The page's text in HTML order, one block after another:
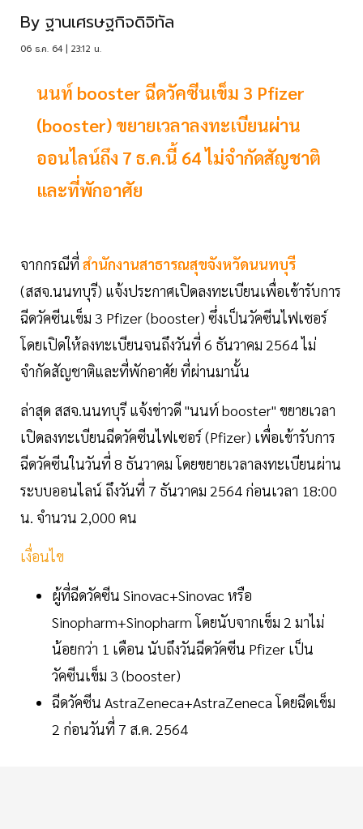
By ฐานเศรษฐกิจดิจิทัล
06 ธ.ค. 64 | 23:12 น.
นนท์ booster ฉีดวัคซีนเข็ม 3 Pfizer
(booster) ขยายเวลาลงทะเบียนผ่าน
ออนไลน์ถึง 7 ธ.ค.นี้ 64 ไม่จำกัดสัญชาติ
และที่พักอาศัย
จากกรณีที่ สำนักงานสาธารณสุขจังหวัดนนทบุรี
(สสจ.นนทบุรี) แจ้งประกาศเปิดลงทะเบียนเพื่อเข้ารับการ
ฉีดวัคซีนเข็ม 3 Pfizer (booster) ซึ่งเป็นวัคซีนไฟเซอร์
โดยเปิดให้ลงทะเบียนจนถึงวันที่ 6 ธันวาคม 2564 ไม่
จำกัดสัญชาติและที่พักอาศัย ที่ผ่านมานั้น
ล่าสุด สสจ.นนทบุรี แจ้งข่าวดี "นนท์ booster" ขยายเวลา
เปิดลงทะเบียนฉีดวัคซีนไฟเซอร์ (Pfizer) เพื่อเข้ารับการ
ฉีดวัคซีนในวันที่ 8 ธันวาคม โดยขยายเวลาลงทะเบียนผ่าน
ระบบออนไลน์ ถึงวันที่ 7 ธันวาคม 2564 ก่อนเวลา 18:00
น. จำนวน 2,000 คน
เงื่อนไข
ผู้ที่ฉีดวัคซีน Sinovac+Sinovac หรือ
Sinopharm+Sinopharm โดยนับจากเข็ม 2 มาไม่
น้อยกว่า 1 เดือน นับถึงวันฉีดวัคซีน Pfizer เป็น
วัคซีนเข็ม 3 (booster)
ฉีดวัคซีน AstraZeneca+AstraZeneca โดยฉีดเข็ม
2 ก่อนวันที่ 7 ส.ค. 2564